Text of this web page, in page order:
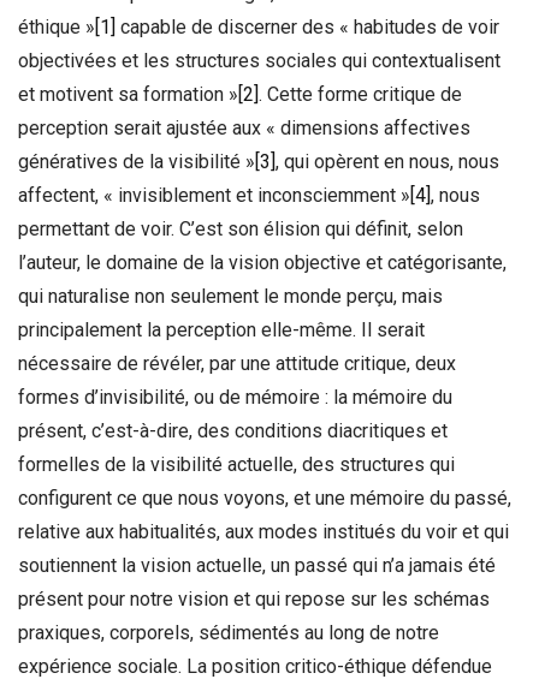
éthique » [1] capable de discerner des « habitudes de voir
objectivées et les structures sociales qui contextualisent
et motivent sa formation » [2] . Cette forme critique de
perception serait ajustée aux « dimensions affectives
génératives de la visibilité » [3] , qui opèrent en nous, nous
affectent, « invisiblement et inconsciemment » [4] , nous
permettant de voir. C’est son élision qui définit, selon
l’auteur, le domaine de la vision objective et catégorisante,
qui naturalise non seulement le monde perçu, mais
principalement la perception elle-même. Il serait
nécessaire de révéler, par une attitude critique, deux
formes d’invisibilité, ou de mémoire : la mémoire du
présent, c’est-à-dire, des conditions diacritiques et
formelles de la visibilité actuelle, des structures qui
configurent ce que nous voyons, et une mémoire du passé,
relative aux habitualités, aux modes institués du voir et qui
soutiennent la vision actuelle, un passé qui n’a jamais été
présent pour notre vision et qui repose sur les schémas
praxiques, corporels, sédimentés au long de notre
expérience sociale. La position critico-éthique défendue